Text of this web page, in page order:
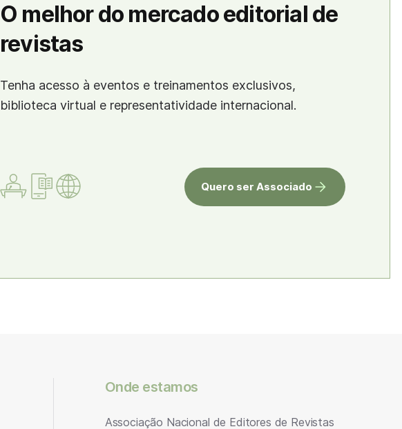
O melhor do mercado editorial de
revistas
Tenha acesso à eventos e treinamentos exclusivos,
biblioteca virtual e representatividade internacional.
Quero ser Associado
Onde estamos
Associação Nacional de Editores de Revistas